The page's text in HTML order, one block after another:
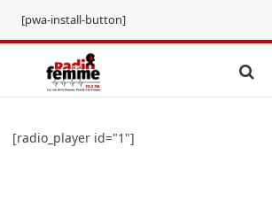
[pwa-install-button]
[radio_player id="1"]